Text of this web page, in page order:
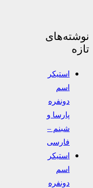
نوشته‌های
تازه
استیکر
اسم
دونفره
پارسا و
شبنم –
فارسی
استیکر
اسم
دونفره